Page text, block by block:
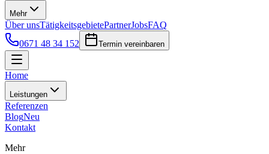
Mehr
Über unsTätigkeitsgebietePartnerJobsFAQ
0671 48 34 152
Termin vereinbaren
Home
Leistungen
Referenzen
BlogNeu
Kontakt
Mehr